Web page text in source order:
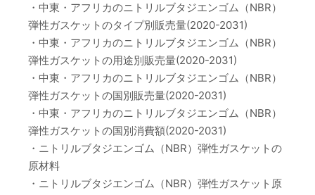
・中東・アフリカのニトリルブタジエンゴム（NBR）
弾性ガスケットのタイプ別販売量(2020-2031)
・中東・アフリカのニトリルブタジエンゴム（NBR）
弾性ガスケットの用途別販売量(2020-2031)
・中東・アフリカのニトリルブタジエンゴム（NBR）
弾性ガスケットの国別販売量(2020-2031)
・中東・アフリカのニトリルブタジエンゴム（NBR）
弾性ガスケットの国別消費額(2020-2031)
・ニトリルブタジエンゴム（NBR）弾性ガスケットの
原材料
・ニトリルブタジエンゴム（NBR）弾性ガスケット原